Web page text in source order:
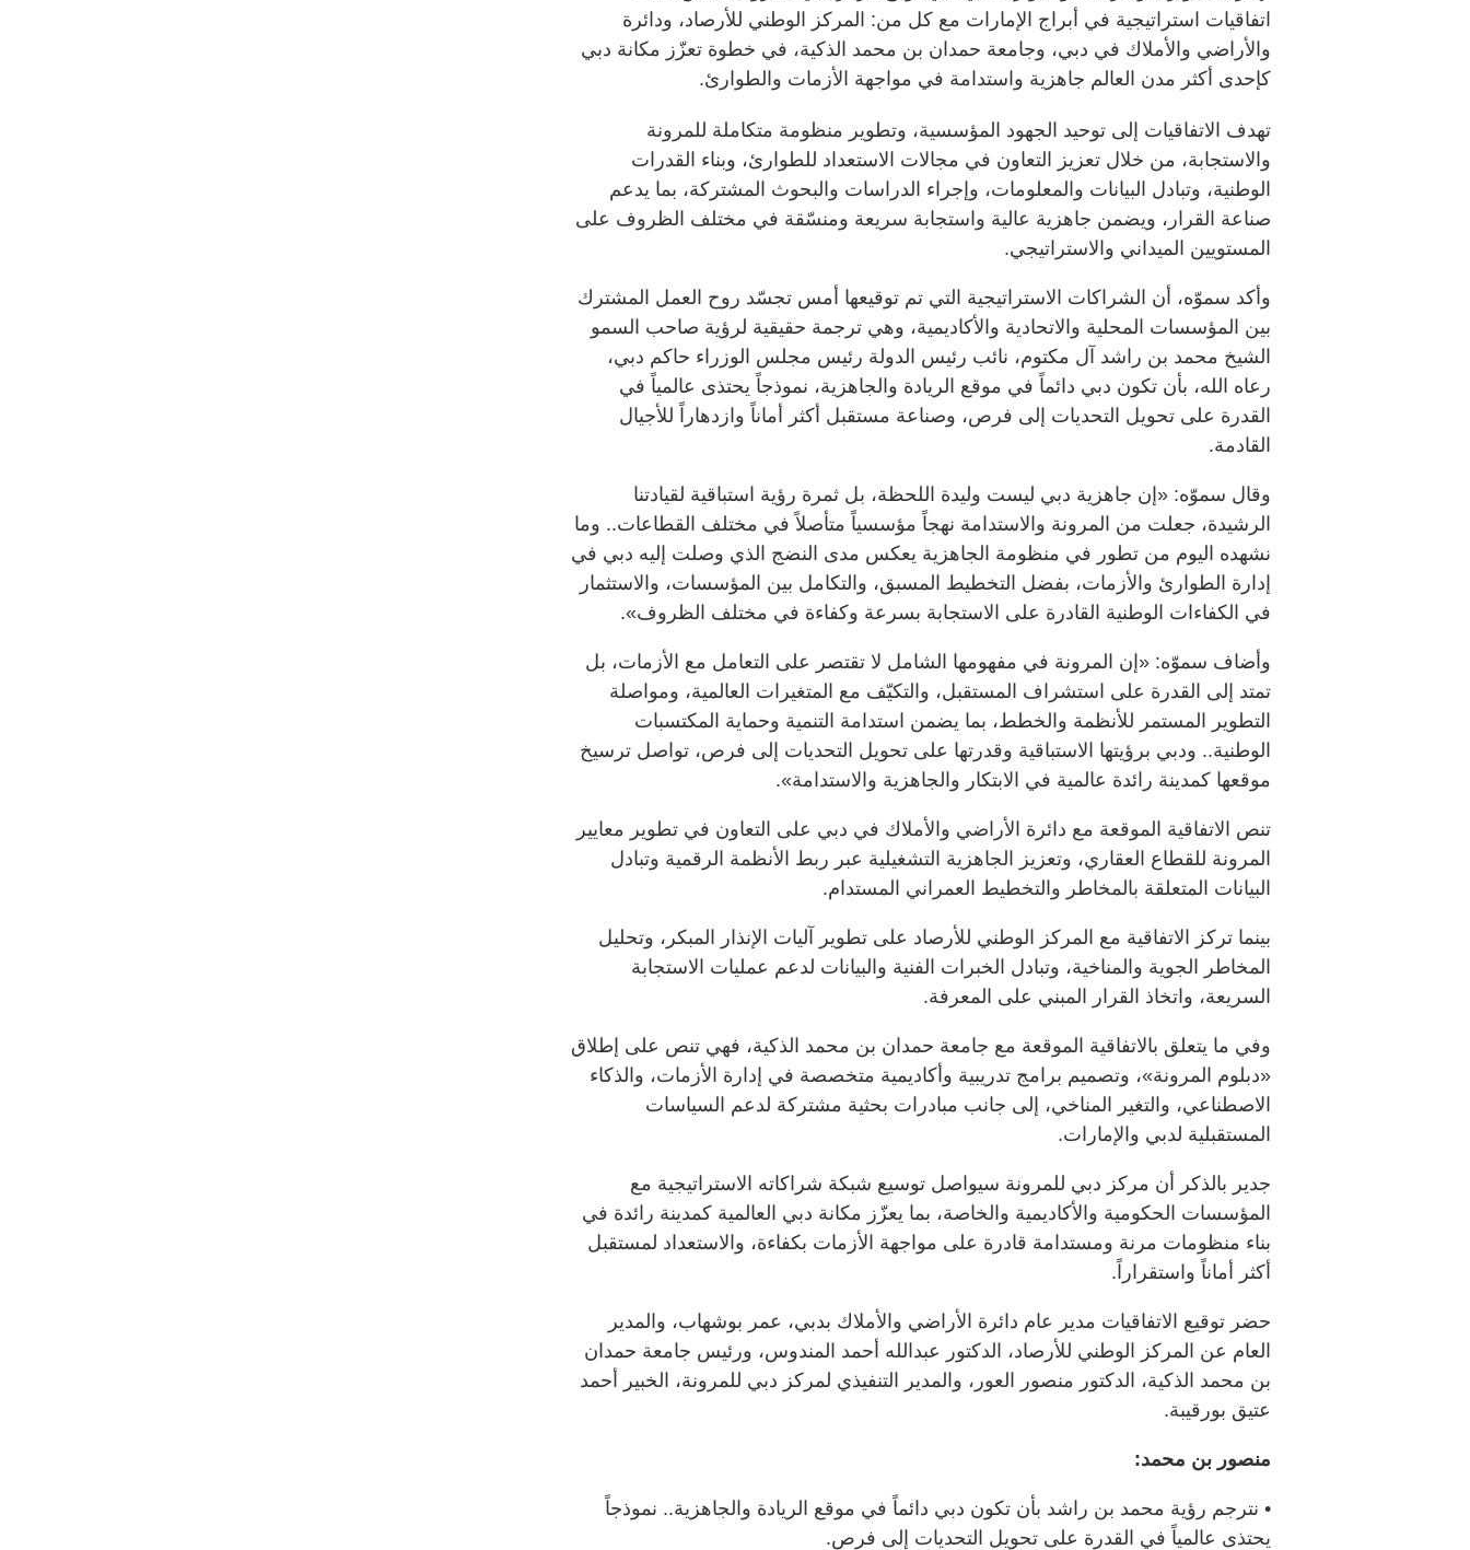
اتفاقيات استراتيجية في أبراج الإمارات مع كل من: المركز الوطني للأرصاد، ودائرة
والأراضي والأملاك في دبي، وجامعة حمدان بن محمد الذكية، في خطوة تعزّز مكانة دبي
كإحدى أكثر مدن العالم جاهزية واستدامة في مواجهة الأزمات والطوارئ.
تهدف الاتفاقيات إلى توحيد الجهود المؤسسية، وتطوير منظومة متكاملة للمرونة
والاستجابة، من خلال تعزيز التعاون في مجالات الاستعداد للطوارئ، وبناء القدرات
الوطنية، وتبادل البيانات والمعلومات، وإجراء الدراسات والبحوث المشتركة، بما يدعم
صناعة القرار، ويضمن جاهزية عالية واستجابة سريعة ومنسّقة في مختلف الظروف على
المستويين الميداني والاستراتيجي.
وأكد سموّه، أن الشراكات الاستراتيجية التي تم توقيعها أمس تجسّد روح العمل المشترك
بين المؤسسات المحلية والاتحادية والأكاديمية، وهي ترجمة حقيقية لرؤية صاحب السمو
الشيخ محمد بن راشد آل مكتوم، نائب رئيس الدولة رئيس مجلس الوزراء حاكم دبي،
رعاه الله، بأن تكون دبي دائماً في موقع الريادة والجاهزية، نموذجاً يحتذى عالمياً في
القدرة على تحويل التحديات إلى فرص، وصناعة مستقبل أكثر أماناً وازدهاراً للأجيال
القادمة.
وقال سموّه: «إن جاهزية دبي ليست وليدة اللحظة، بل ثمرة رؤية استباقية لقيادتنا
الرشيدة، جعلت من المرونة والاستدامة نهجاً مؤسسياً متأصلاً في مختلف القطاعات.. وما
نشهده اليوم من تطور في منظومة الجاهزية يعكس مدى النضج الذي وصلت إليه دبي في
إدارة الطوارئ والأزمات، بفضل التخطيط المسبق، والتكامل بين المؤسسات، والاستثمار
في الكفاءات الوطنية القادرة على الاستجابة بسرعة وكفاءة في مختلف الظروف».
وأضاف سموّه: «إن المرونة في مفهومها الشامل لا تقتصر على التعامل مع الأزمات، بل
تمتد إلى القدرة على استشراف المستقبل، والتكيّف مع المتغيرات العالمية، ومواصلة
التطوير المستمر للأنظمة والخطط، بما يضمن استدامة التنمية وحماية المكتسبات
الوطنية.. ودبي برؤيتها الاستباقية وقدرتها على تحويل التحديات إلى فرص، تواصل ترسيخ
موقعها كمدينة رائدة عالمية في الابتكار والجاهزية والاستدامة».
تنص الاتفاقية الموقعة مع دائرة الأراضي والأملاك في دبي على التعاون في تطوير معايير
المرونة للقطاع العقاري، وتعزيز الجاهزية التشغيلية عبر ربط الأنظمة الرقمية وتبادل
البيانات المتعلقة بالمخاطر والتخطيط العمراني المستدام.
بينما تركز الاتفاقية مع المركز الوطني للأرصاد على تطوير آليات الإنذار المبكر، وتحليل
المخاطر الجوية والمناخية، وتبادل الخبرات الفنية والبيانات لدعم عمليات الاستجابة
السريعة، واتخاذ القرار المبني على المعرفة.
وفي ما يتعلق بالاتفاقية الموقعة مع جامعة حمدان بن محمد الذكية، فهي تنص على إطلاق
«دبلوم المرونة»، وتصميم برامج تدريبية وأكاديمية متخصصة في إدارة الأزمات، والذكاء
الاصطناعي، والتغير المناخي، إلى جانب مبادرات بحثية مشتركة لدعم السياسات
المستقبلية لدبي والإمارات.
جدير بالذكر أن مركز دبي للمرونة سيواصل توسيع شبكة شراكاته الاستراتيجية مع
المؤسسات الحكومية والأكاديمية والخاصة، بما يعزّز مكانة دبي العالمية كمدينة رائدة في
بناء منظومات مرنة ومستدامة قادرة على مواجهة الأزمات بكفاءة، والاستعداد لمستقبل
أكثر أماناً واستقراراً.
حضر توقيع الاتفاقيات مدير عام دائرة الأراضي والأملاك بدبي، عمر بوشهاب، والمدير
العام عن المركز الوطني للأرصاد، الدكتور عبدالله أحمد المندوس، ورئيس جامعة حمدان
بن محمد الذكية، الدكتور منصور العور، والمدير التنفيذي لمركز دبي للمرونة، الخبير أحمد
عتيق بورقيبة.
منصور بن محمد:
• نترجم رؤية محمد بن راشد بأن تكون دبي دائماً في موقع الريادة والجاهزية.. نموذجاً
يحتذى عالمياً في القدرة على تحويل التحديات إلى فرص.